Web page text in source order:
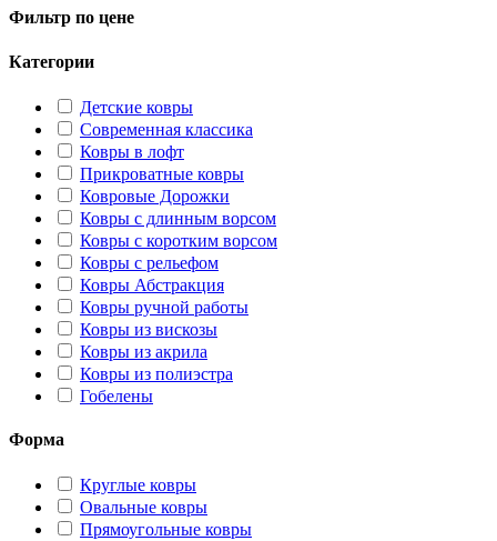
Фильтр по цене
Категории
Детские ковры
Современная классика
Ковры в лофт
Прикроватные ковры
Ковровые Дорожки
Ковры с длинным ворсом
Ковры с коротким ворсом
Ковры с рельефом
Ковры Абстракция
Ковры ручной работы
Ковры из вискозы
Ковры из акрила
Ковры из полиэстра
Гобелены
Форма
Круглые ковры
Овальные ковры
Прямоугольные ковры